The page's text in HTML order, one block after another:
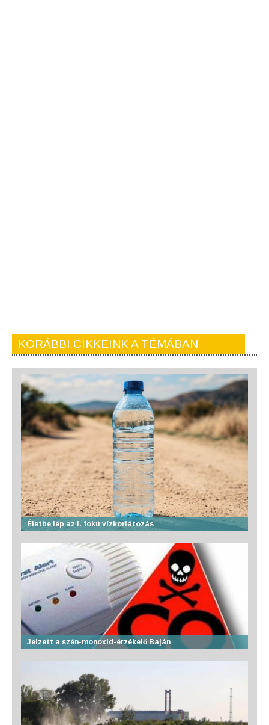
KORÁBBI CIKKEINK A TÉMÁBAN
Életbe lép az I. fokú vízkorlátozás
Jelzett a szén-monoxid-érzékelő Baján